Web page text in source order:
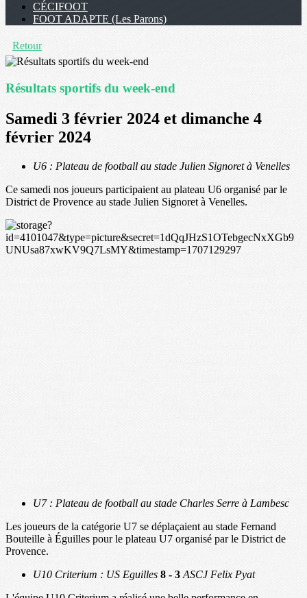
CÉCIFOOT
FOOT ADAPTE (Les Parons)
Retour
Résultats sportifs du week-end
Samedi 3 février 2024 et dimanche 4
février 2024
U6 : Plateau de football au stade Julien Signoret à Venelles
Ce samedi nos joueurs participaient au plateau U6 organisé par le
District de Provence au stade Julien Signoret à Venelles.
U7 : Plateau de football au stade Charles Serre à Lambesc
Les joueurs de la catégorie U7 se déplaçaient au stade Fernand
Bouteille à Éguilles pour le plateau U7 organisé par le District de
Provence.
U10 Criterium : US Eguilles 8 - 3 ASCJ Felix Pyat